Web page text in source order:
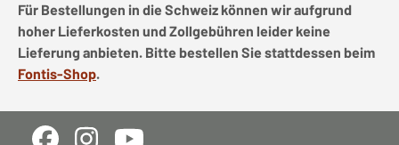
Für Bestellungen in die Schweiz können wir aufgrund
hoher Lieferkosten und Zollgebühren leider keine
Lieferung anbieten. Bitte bestellen Sie stattdessen beim
Fontis-Shop.